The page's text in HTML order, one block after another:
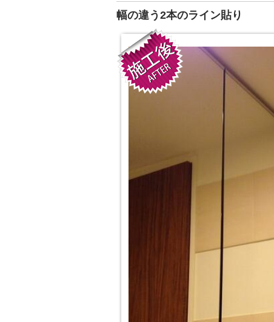
幅の違う2本のライン貼り